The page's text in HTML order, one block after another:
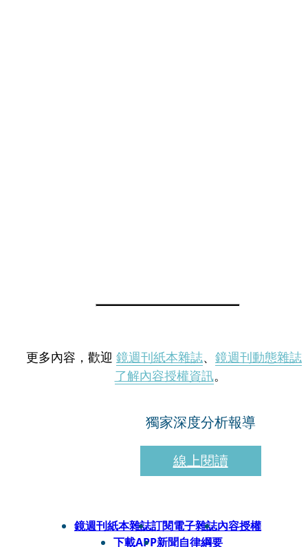
更多內容，歡迎 鏡週刊紙本雜誌、 鏡週刊動態雜誌
了解內容授權資訊。
獨家深度分析報導
線上閱讀
鏡週刊紙本雜誌訂閱電子雜誌內容授權
下載APP新聞自律綱要